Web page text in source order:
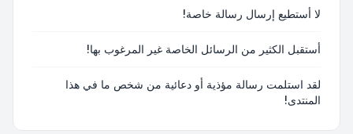
لا أستطيع إرسال رسالة خاصة!
أستقبل الكثير من الرسائل الخاصة غير المرغوب بها!
لقد استلمت رسالة مؤذية أو دعائية من شخص ما في هذا
المنتدى!